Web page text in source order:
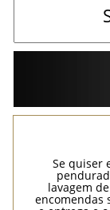
Se quiser
lavagem
encomendas